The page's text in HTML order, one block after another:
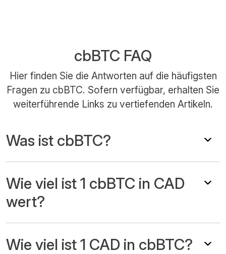
cbBTC FAQ
Hier finden Sie die Antworten auf die häufigsten
Fragen zu cbBTC. Sofern verfügbar, erhalten Sie
weiterführende Links zu vertiefenden Artikeln.
Was ist cbBTC?
Wie viel ist 1 cbBTC in CAD
wert?
Wie viel ist 1 CAD in cbBTC?